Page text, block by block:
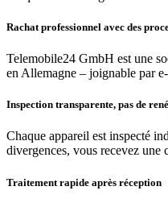
Rachat professionnel avec des
Telemobile24 GmbH est une
en Allemagne – joignable par
Inspection transparente, pas de
Chaque appareil est inspecté
divergences, vous recevez
Traitement rapide après réception